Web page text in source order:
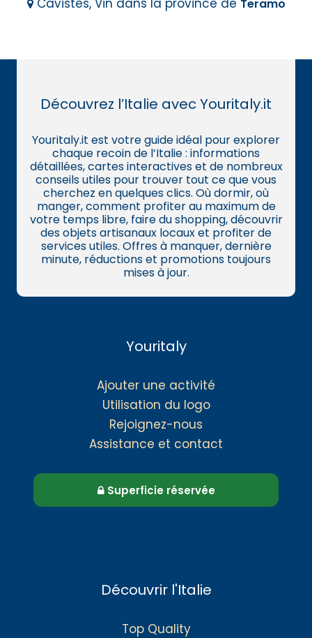
Cavistes, Vin dans la province de Teramo
Découvrez l’Italie avec Youritaly.it
Youritaly.it est votre guide idéal pour explorer
chaque recoin de l’Italie : informations
détaillées, cartes interactives et de nombreux
conseils utiles pour trouver tout ce que vous
cherchez en quelques clics. Où dormir, où
manger, comment profiter au maximum de
votre temps libre, faire du shopping, découvrir
des objets artisanaux locaux et profiter de
services utiles. Offres à manquer, dernière
minute, réductions et promotions toujours
mises à jour.
Youritaly
Ajouter une activité
Utilisation du logo
Rejoignez-nous
Assistance et contact
Superficie réservée
Découvrir l'Italie
Top Quality